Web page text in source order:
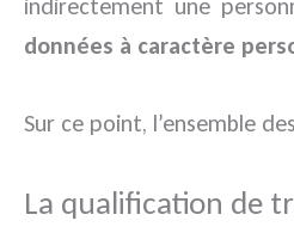
données à caractère
Sur ce point, l’ensemble
La qualification de